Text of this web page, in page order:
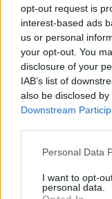
opt-out request is
interest-based ads
us or personal
your opt-out. You
disclosure of your
IAB’s list of
also be disclosed
Downstream
Please note that
not limited to your
grant or deny
Personal Data
I want to opt-
personal data.